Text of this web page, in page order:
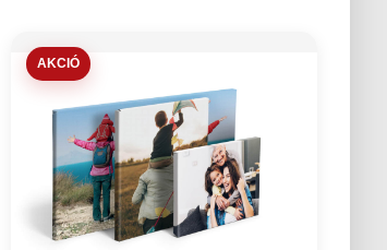
AKCIÓ